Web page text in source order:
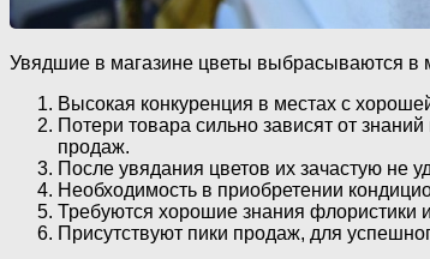
Увядшие в магазине цветы выбрасываются в
Высокая конкуренция в местах с
Потери товара сильно зависят от
продаж.
После увядания цветов их зачастую не
Необходимость в приобретении
Требуются хорошие знания флористики
Присутствуют пики продаж, для